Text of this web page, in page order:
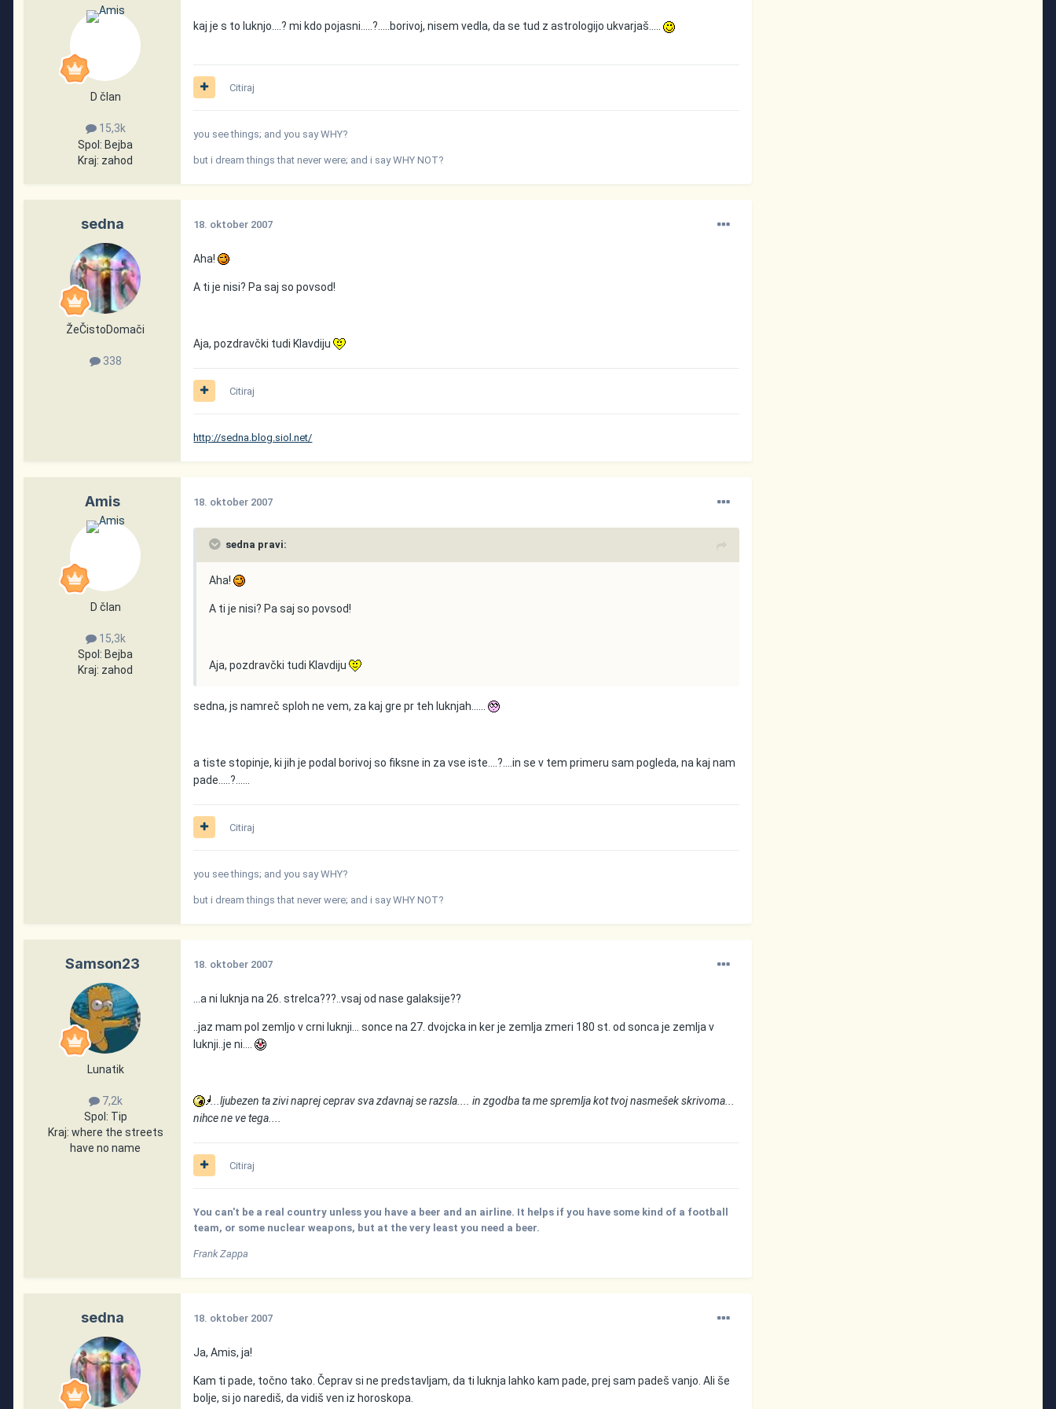
D član
15,3k
Spol: Bejba
Kraj: zahod
kaj je s to luknjo....? mi kdo pojasni.....?.....borivoj, nisem vedla, da se tud z astrologijo ukvarjaš.....
Citiraj
you see things; and you say WHY?
but i dream things that never were; and i say WHY NOT?
sedna
ŽeČistoDomači
338
18. oktober 2007
Aha!
A ti je nisi? Pa saj so povsod!
Aja, pozdravčki tudi Klavdiju
Citiraj
http://sedna.blog.siol.net/
Amis
D član
15,3k
Spol: Bejba
Kraj: zahod
18. oktober 2007
sedna pravi:
Aha!
A ti je nisi? Pa saj so povsod!
Aja, pozdravčki tudi Klavdiju
sedna, js namreč sploh ne vem, za kaj gre pr teh luknjah......
a tiste stopinje, ki jih je podal borivoj so fiksne in za vse iste....?....in se v tem primeru sam pogleda, na kaj nam
pade.....?......
Citiraj
you see things; and you say WHY?
but i dream things that never were; and i say WHY NOT?
Samson23
Lunatik
7,2k
Spol: Tip
Kraj: where the streets
have no name
18. oktober 2007
...a ni luknja na 26. strelca???..vsaj od nase galaksije??
..jaz mam pol zemljo v crni luknji... sonce na 27. dvojcka in ker je zemlja zmeri 180 st. od sonca je zemlja v
luknji..je ni....
...ljubezen ta zivi naprej ceprav sva zdavnaj se razsla.... in zgodba ta me spremlja kot tvoj nasmešek skrivoma...
nihce ne ve tega....
Citiraj
You can't be a real country unless you have a beer and an airline. It helps if you have some kind of a football
team, or some nuclear weapons, but at the very least you need a beer.
Frank Zappa
sedna 18. oktober 2007
Ja, Amis, ja!
Kam ti pade, točno tako. Čeprav si ne predstavljam, da ti luknja lahko kam pade, prej sam padeš vanjo. Ali še
bolje, si jo narediš, da vidiš ven iz horoskopa.